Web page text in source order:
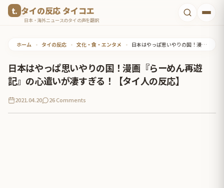
タイの反応 タイコエ
日本・海外ニュースのタイの声を翻訳
ホーム • タイの反応 • 文化・食・エンタメ • 日本はやっぱ思いやりの国！漫画『らーめん再遊記』の心遣いが凄すぎる！【タイ人の反応】
日本はやっぱ思いやりの国！漫画『らーめん再遊
記』の心遣いが凄すぎる！【タイ人の反応】
2021.04.20 26 Comments